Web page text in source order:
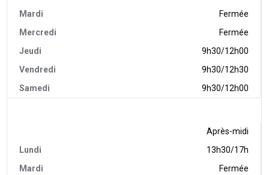
Fermée
Fermée
9h30/12h00
9h30/12h30
9h30/12h00
Après-midi
13h30/17h
Fermée